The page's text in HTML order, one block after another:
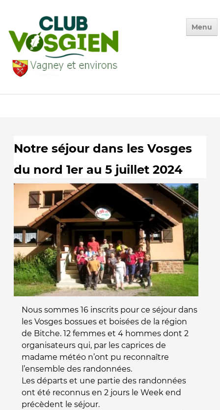
Menu
Photos des Sorties▼
La Vie du Club▼
Environnement▼
Adhésion
Notre séjour dans les Vosges
du nord 1er au 5 juillet 2024
Nous sommes 16 inscrits pour ce séjour dans
les Vosges bossues et boisées de la région
de Bitche. 12 femmes et 4 hommes dont 2
organisateurs qui, par les caprices de
madame météo n’ont pu reconnaître
l’ensemble des randonnées.
Les départs et une partie des randonnées
ont été reconnus en 2 jours le Week end
précèdent le séjour.